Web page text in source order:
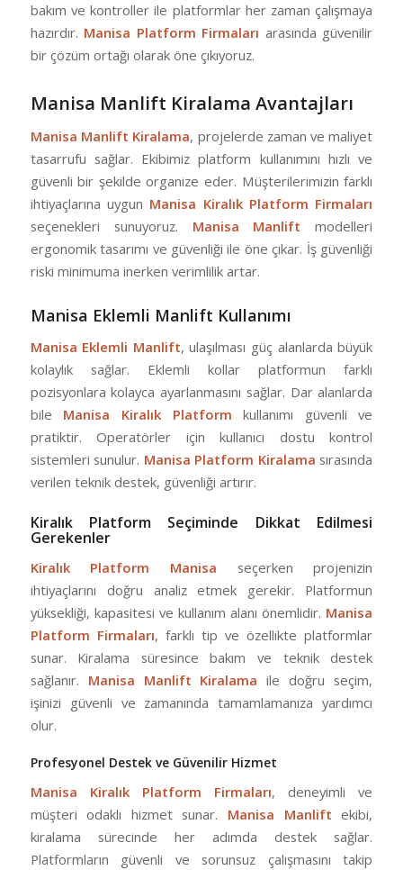
bakım ve kontroller ile platformlar her zaman çalışmaya
hazırdır. Manisa Platform Firmaları arasında güvenilir
bir çözüm ortağı olarak öne çıkıyoruz.
Manisa Manlift Kiralama Avantajları
Manisa Manlift Kiralama, projelerde zaman ve maliyet
tasarrufu sağlar. Ekibimiz platform kullanımını hızlı ve
güvenli bir şekilde organize eder. Müşterilerimizin farklı
ihtiyaçlarına uygun Manisa Kiralık Platform Firmaları
seçenekleri sunuyoruz. Manisa Manlift modelleri
ergonomik tasarımı ve güvenliği ile öne çıkar. İş güvenliği
riski minimuma inerken verimlilik artar.
Manisa Eklemli Manlift Kullanımı
Manisa Eklemli Manlift, ulaşılması güç alanlarda büyük
kolaylık sağlar. Eklemli kollar platformun farklı
pozisyonlara kolayca ayarlanmasını sağlar. Dar alanlarda
bile Manisa Kiralık Platform kullanımı güvenli ve
pratiktir. Operatörler için kullanıcı dostu kontrol
sistemleri sunulur. Manisa Platform Kiralama sırasında
verilen teknik destek, güvenliği artırır.
Kiralık Platform Seçiminde Dikkat Edilmesi
Gerekenler
Kiralık Platform Manisa seçerken projenizin
ihtiyaçlarını doğru analiz etmek gerekir. Platformun
yüksekliği, kapasitesi ve kullanım alanı önemlidir. Manisa
Platform Firmaları, farklı tip ve özellikte platformlar
sunar. Kiralama süresince bakım ve teknik destek
sağlanır. Manisa Manlift Kiralama ile doğru seçim,
işinizi güvenli ve zamanında tamamlamanıza yardımcı
olur.
Profesyonel Destek ve Güvenilir Hizmet
Manisa Kiralık Platform Firmaları, deneyimli ve
müşteri odaklı hizmet sunar. Manisa Manlift ekibi,
kiralama sürecinde her adımda destek sağlar.
Platformların güvenli ve sorunsuz çalışmasını takip